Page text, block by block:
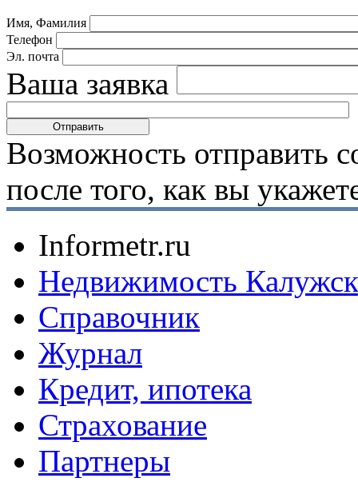
Имя, Фамилия
Телефон
Эл. почта
Ваша заявка
Возможность отправить
после того, как вы
Informetr.ru
Недвижимость
Справочник
Журнал
Кредит, ипотека
Страхование
Партнеры